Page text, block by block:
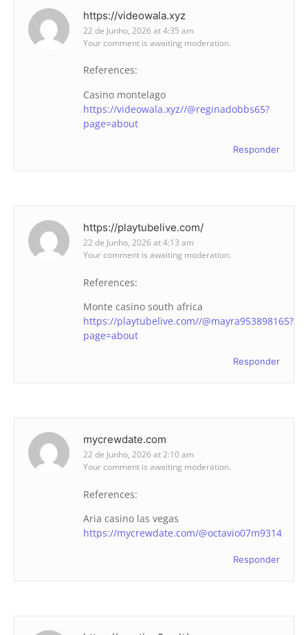
https://videowala.xyz
22 de Junho, 2026 at 4:35 am
Your comment is awaiting moderation.
References:
Casino montelago
https://videowala.xyz//@reginadobbs65?
page=about
Responder
https://playtubelive.com/
22 de Junho, 2026 at 4:13 am
Your comment is awaiting moderation.
References:
Monte casino south africa
https://playtubelive.com//@mayra953898165?
page=about
Responder
mycrewdate.com
22 de Junho, 2026 at 2:10 am
Your comment is awaiting moderation.
References:
Aria casino las vegas
https://mycrewdate.com/@octavio07m9314
Responder